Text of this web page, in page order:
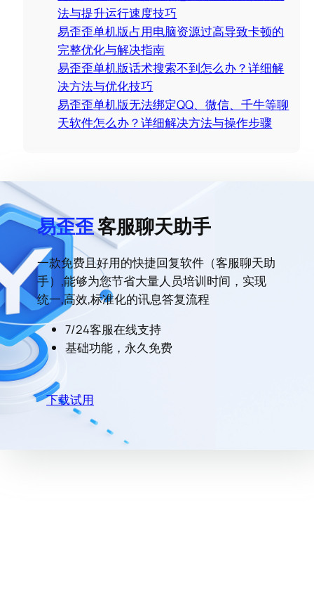
法与提升运行速度技巧
易歪歪单机版占用电脑资源过高导致卡顿的
完整优化与解决指南
易歪歪单机版话术搜索不到怎么办？详细解
决方法与优化技巧
易歪歪单机版无法绑定QQ、微信、千牛等聊
天软件怎么办？详细解决方法与操作步骤
易歪歪客服聊天助手
一款免费且好用的快捷回复软件（客服聊天助
手）,能够为您节省大量人员培训时间，实现
统一,高效,标准化的讯息答复流程
7/24客服在线支持
基础功能，永久免费
下载试用